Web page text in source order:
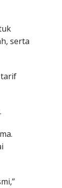
serta
tarif